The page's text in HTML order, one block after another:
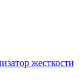
жесткости